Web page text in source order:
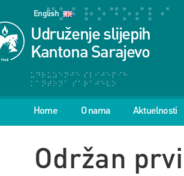
English
Udruženje slijepih
Kantona Sarajevo
Home O nama Aktuelnosti
Održan